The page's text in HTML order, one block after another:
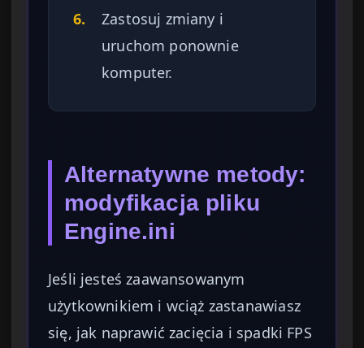
6.
Zastosuj zmiany i
uruchom ponownie
komputer.
Alternatywne metody:
modyfikacja pliku
Engine.ini
Jeśli jesteś zaawansowanym
użytkownikiem i wciąż zastanawiasz
się, jak naprawić zacięcia i spadki FPS